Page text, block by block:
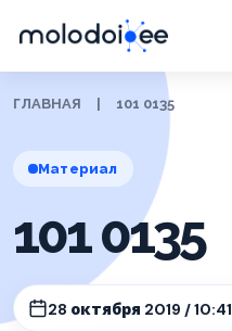
ГЛАВНАЯ 101 0135
Материал
101 0135
28 октября 2019 / 10:41